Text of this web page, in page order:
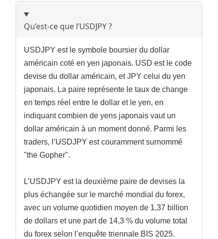
Qu’est-ce que l’USDJPY ?
USDJPY est le symbole boursier du dollar
américain coté en yen japonais. USD est le code
devise du dollar américain, et JPY celui du yen
japonais. La paire représente le taux de change
en temps réel entre le dollar et le yen, en
indiquant combien de yens japonais vaut un
dollar américain à un moment donné. Parmi les
traders, l’USDJPY est couramment surnommé
"the Gopher".
L’USDJPY est la deuxième paire de devises la
plus échangée sur le marché mondial du forex,
avec un volume quotidien moyen de 1,37 billion
de dollars et une part de 14,3 % du volume total
du forex selon l’enquête triennale BIS 2025.